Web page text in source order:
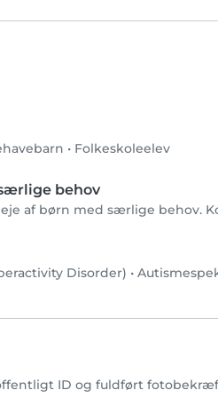
• Folkeskoleelev
behov
af børn med særlige behov.
Disorder) •
ID og fuldført